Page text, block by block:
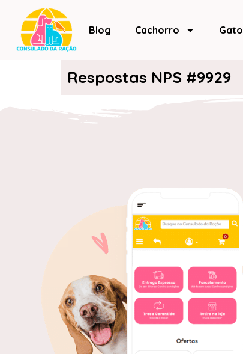
Blog Cachorro Gato
Respostas NPS #9929